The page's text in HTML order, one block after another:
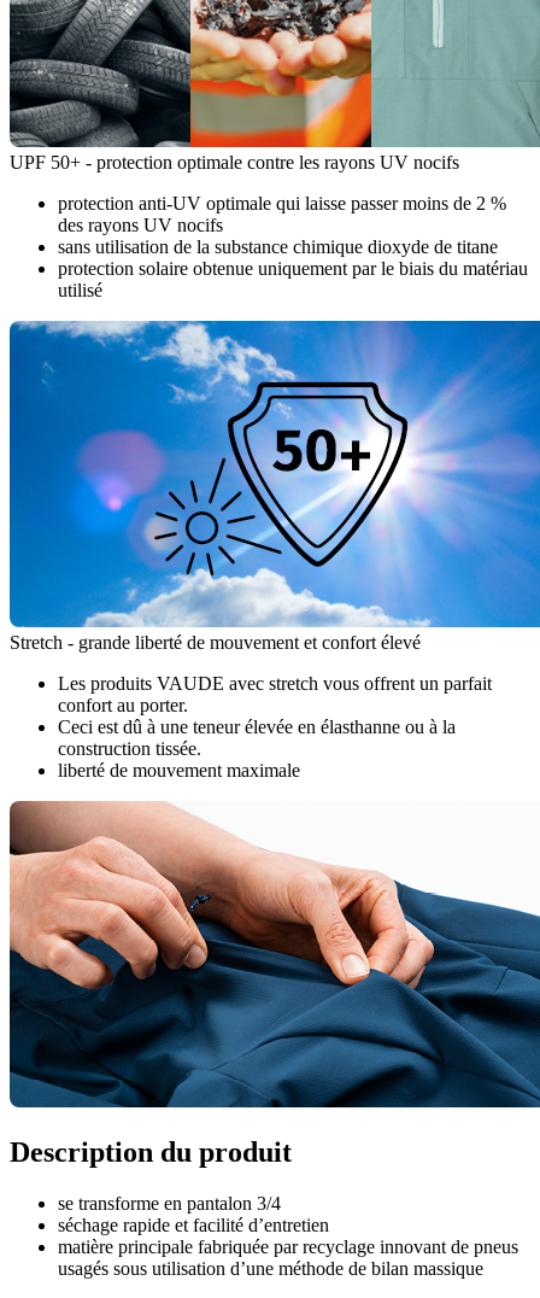
UPF 50+ - protection optimale contre les rayons UV nocifs
protection anti-UV optimale qui laisse passer moins de 2 %
des rayons UV nocifs
sans utilisation de la substance chimique dioxyde de titane
protection solaire obtenue uniquement par le biais du matériau
utilisé
Stretch - grande liberté de mouvement et confort élevé
Les produits VAUDE avec stretch vous offrent un parfait
confort au porter.
Ceci est dû à une teneur élevée en élasthanne ou à la
construction tissée.
liberté de mouvement maximale
Description du produit
se transforme en pantalon 3/4
séchage rapide et facilité d’entretien
matière principale fabriquée par recyclage innovant de pneus
usagés sous utilisation d’une méthode de bilan massique